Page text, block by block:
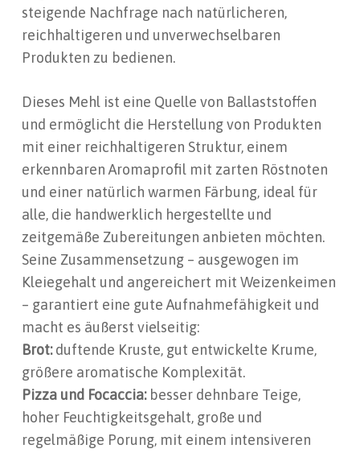
steigende Nachfrage nach natürlicheren,
reichhaltigeren und unverwechselbaren
Produkten zu bedienen.
Dieses Mehl ist eine Quelle von Ballaststoffen
und ermöglicht die Herstellung von Produkten
mit einer reichhaltigeren Struktur, einem
erkennbaren Aromaprofil mit zarten Röstnoten
und einer natürlich warmen Färbung, ideal für
alle, die handwerklich hergestellte und
zeitgemäße Zubereitungen anbieten möchten.
Seine Zusammensetzung – ausgewogen im
Kleiegehalt und angereichert mit Weizenkeimen
– garantiert eine gute Aufnahmefähigkeit und
macht es äußerst vielseitig:
Brot:duftende Kruste, gut entwickelte Krume,
größere aromatische Komplexität.
Pizza und Focaccia:besser dehnbare Teige,
hoher Feuchtigkeitsgehalt, große und
regelmäßige Porung, mit einem intensiveren